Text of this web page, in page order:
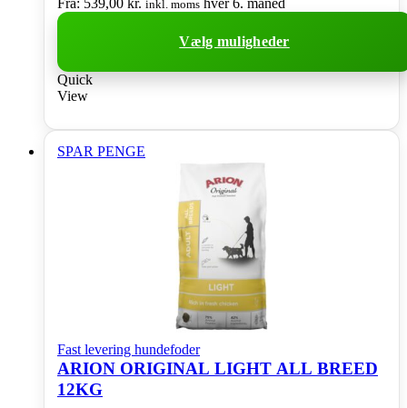
inkl. moms
Vælg muligheder
Dette
vare
flere
varianter.
Mulighederne
Quick
View
SPAR PENGE
Fast levering hundefoder
ARION ORIGINAL LIGHT ALL BREED
12KG